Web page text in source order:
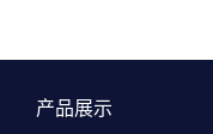
产品展示